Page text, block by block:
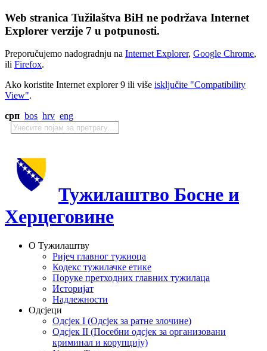
Web stranica Tužilaštva BiH ne podržava Internet
Explorer verzije 7 u potpunosti.
Preporučujemo nadogradnju na Internet Explorer, Google Chrome,
ili Firefox.
Ako koristite Internet explorer 9 ili više isključite "Compatibility
View".
срп bos hrv eng
Тужилаштво Босне и
Херцеговине
О Тужилаштву
Ријеч главног тужиоца
Кодекс тужилачке етике
Поруке претходних главних тужилаца
Историјат
Надлежности
Одсјеци
Одсјек I (Одсјек за ратне злочине)
Одсјек II (Посебни одсјек за организовани
криминал и корупцију)